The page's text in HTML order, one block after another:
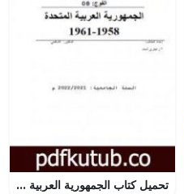
تحميل كتاب الجمهورية العربية المتحدة 1958-1961 PDF تأليف أحمد منصور زعيتري مجانا [كامل]